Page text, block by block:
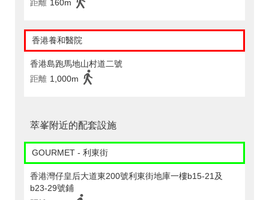
距離 160m
香港養和醫院
香港島跑馬地山村道二號
距離 1,000m
萃峯附近的配套設施
GOURMET - 利東街
香港灣仔皇后大道東200號利東街地庫一樓b15-21及
b23-29號鋪